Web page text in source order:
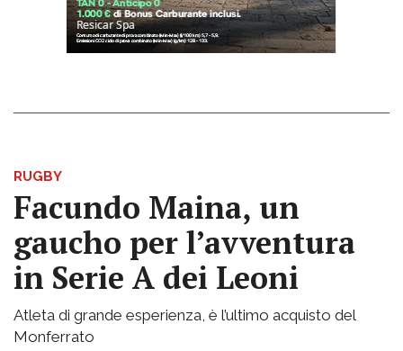
RUGBY
Facundo Maina, un
gaucho per l’avventura
in Serie A dei Leoni
Atleta di grande esperienza, è l’ultimo acquisto del
Monferrato